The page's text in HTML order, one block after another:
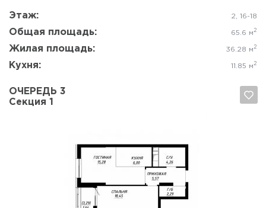
Этаж: 2, 16-18
Общая площадь: 65.6 м 2
Жилая площадь: 36.28 м 2
Кухня: 11.85 м 2
ОЧЕРЕДЬ 3
Секция 1